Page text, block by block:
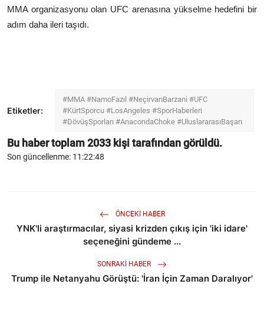
MMA organizasyonu olan UFC arenasına yükselme hedefini bir
adım daha ileri taşıdı.
Etiketler:
#MMA #NamoFazıl #NeçirvanBarzani #UFC
#KürtSporcu #LosAngeles #SporHaberleri
#DövüşSporları #AnacondaChoke #UluslararasıBaşarı
Bu haber toplam2033 kişi tarafından görüldü.
Son güncellenme: 11:22:48
ÖNCEKI HABER
YNK'li araştırmacılar, siyasi krizden çıkış için 'iki idare'
seçeneğini gündeme ...
SONRAKI HABER
Trump ile Netanyahu Görüştü: 'İran İçin Zaman Daralıyor'